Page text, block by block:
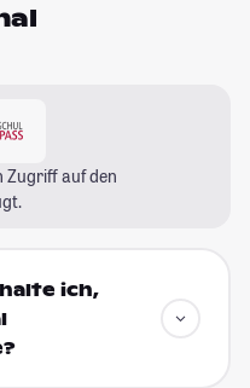
Zugriff auf den
ich,